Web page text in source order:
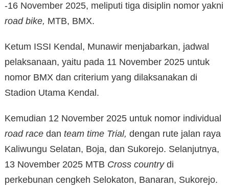
-16 November 2025, meliputi tiga disiplin nomor yakni
road bike, MTB, BMX.
Ketum ISSI Kendal, Munawir menjabarkan, jadwal
pelaksanaan, yaitu pada 11 November 2025 untuk
nomor BMX dan criterium yang dilaksanakan di
Stadion Utama Kendal.
Kemudian 12 November 2025 untuk nomor individual
road race dan team time Trial, dengan rute jalan raya
Kaliwungu Selatan, Boja, dan Sukorejo. Selanjutnya,
13 November 2025 MTB Cross countrydi
perkebunan cengkeh Selokaton, Banaran, Sukorejo.